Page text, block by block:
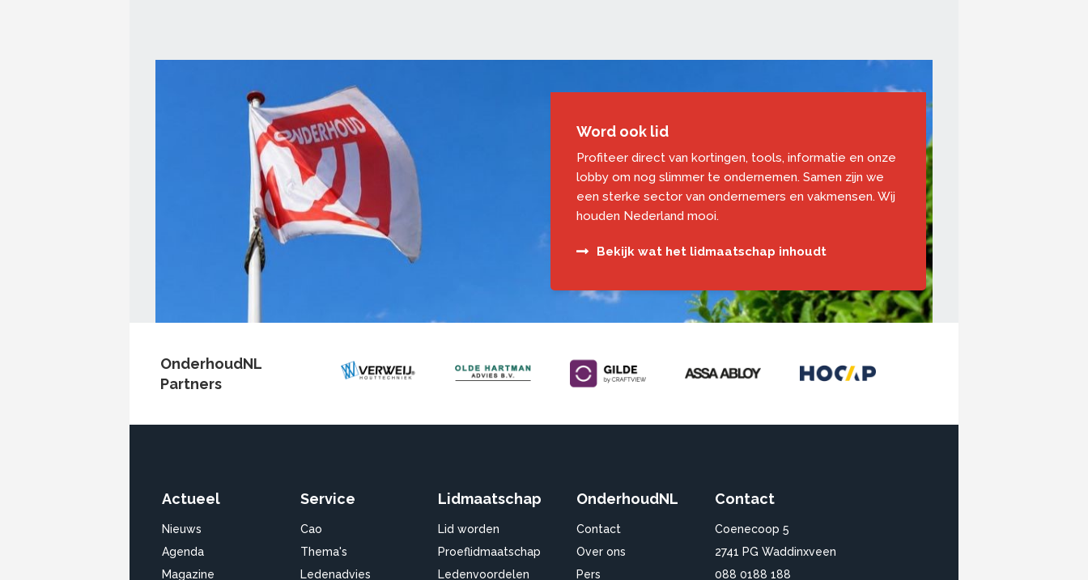
Word ook lid
Profiteer direct van kortingen, tools, informatie en onze
lobby om nog slimmer te ondernemen. Samen zijn we
een sterke sector van ondernemers en vakmensen. Wij
houden Nederland mooi.
Bekijk wat het lidmaatschap inhoudt
OnderhoudNL
Partners
Actueel
Nieuws
Agenda
Magazine
Service
Cao
Thema's
Ledenadvies
Lidmaatschap
Lid worden
Proeflidmaatschap
Ledenvoordelen
OnderhoudNL
Contact
Over ons
Pers
Contact
Coenecoop 5
2741 PG Waddinxveen
088 0188 188